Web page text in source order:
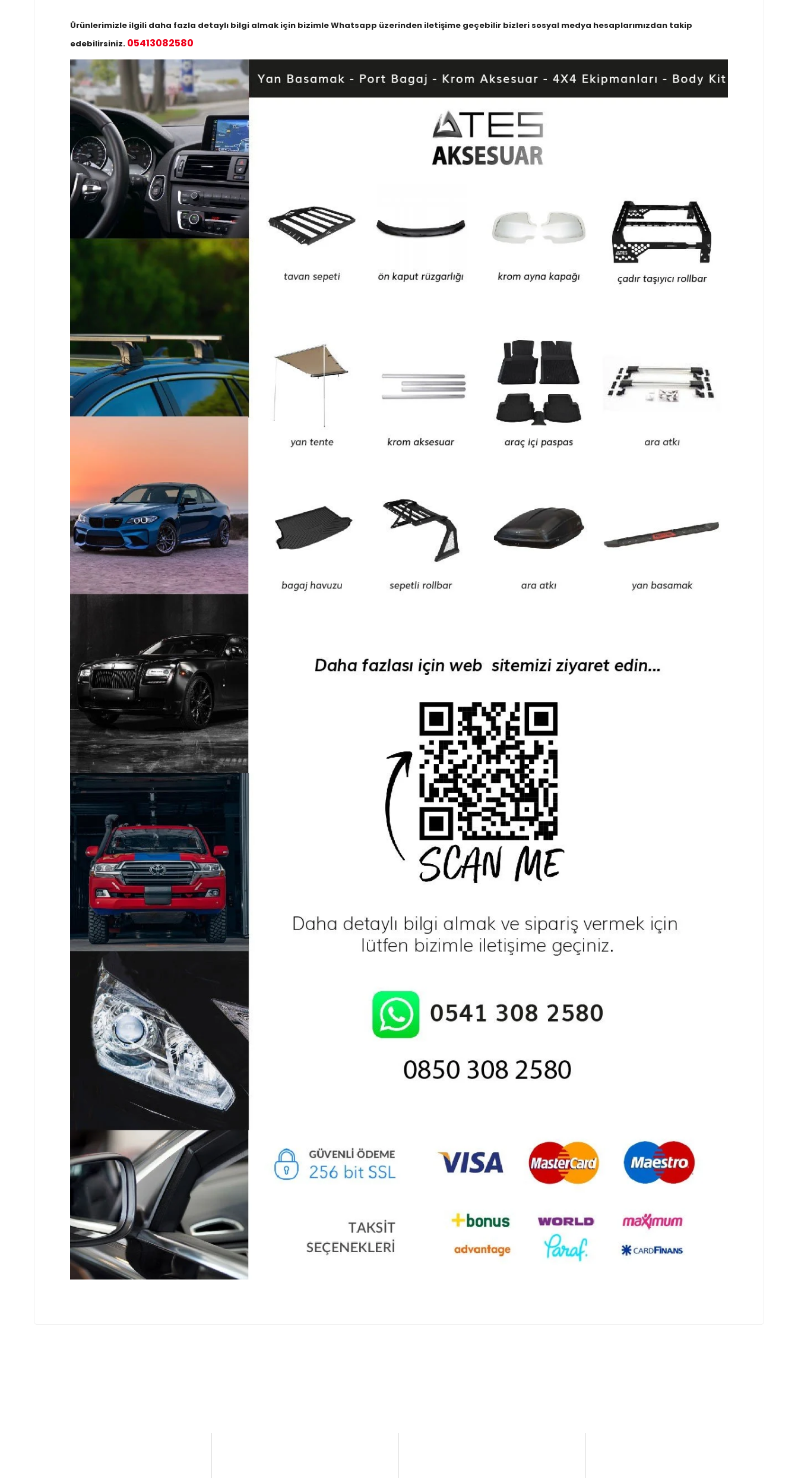
Ürünlerimizle ilgili daha fazla detaylı bilgi almak için bizimle Whatsapp üzerinden iletişime geçebilir bizleri sosyal medya hesaplarımızdan takip
edebilirsiniz. 05413082580